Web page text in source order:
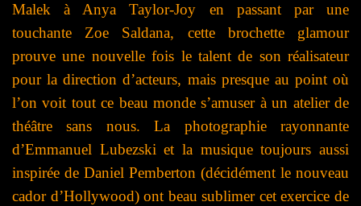
Malek à Anya Taylor-Joy en passant par une
touchante Zoe Saldana, cette brochette glamour
prouve une nouvelle fois le talent de son réalisateur
pour la direction d’acteurs, mais presque au point où
l’on voit tout ce beau monde s’amuser à un atelier de
théâtre sans nous. La photographie rayonnante
d’Emmanuel Lubezski et la musique toujours aussi
inspirée de Daniel Pemberton (décidément le nouveau
cador d’Hollywood) ont beau sublimer cet exercice de